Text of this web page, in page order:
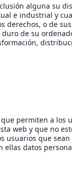
alguna su
e industrial y
o de
de su
permiten a
web y que no
usuarios que
ellas datos